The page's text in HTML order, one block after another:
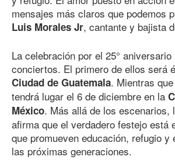
mensajes más claros que podemos
Luis Morales Jr, cantante y bajista
La celebración por el 25°
conciertos. El primero de ellos será
Ciudad de Guatemala. Mientras
tendrá lugar el 6 de diciembre en la
México. Más allá de los escenarios,
afirma que el verdadero festejo está
que promueven educación, refugio y
las próximas generaciones.